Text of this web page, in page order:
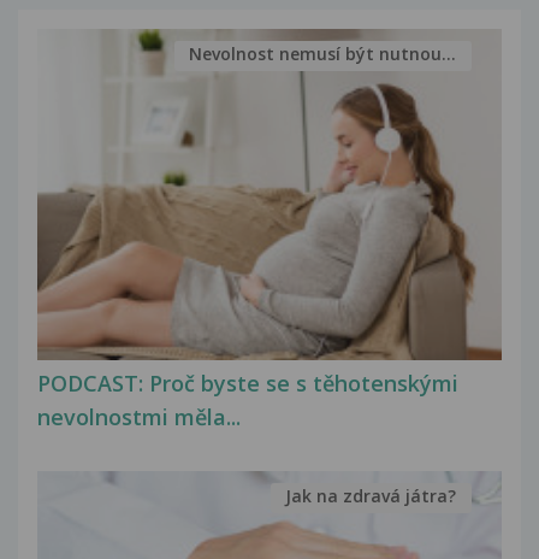
PODCAST: Proč byste se s těhotenskými
nevolnostmi měla...
Nevolnost nemusí být nutnou...
Jak na zdravá játra?